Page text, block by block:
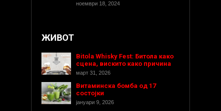
ноември 18, 2024
ЖИВОТ
Bitola Whisky Fest: Битола како
сцена, вискито како причина
март 31, 2026
Витаминска бомба од 17
состојки
јануари 9, 2026